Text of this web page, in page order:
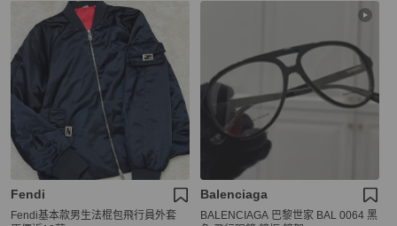
Fendi
Fendi基本款男生法棍包飛行員外套
Balenciaga
BALENCIAGA 巴黎世家 BAL 0064 黑